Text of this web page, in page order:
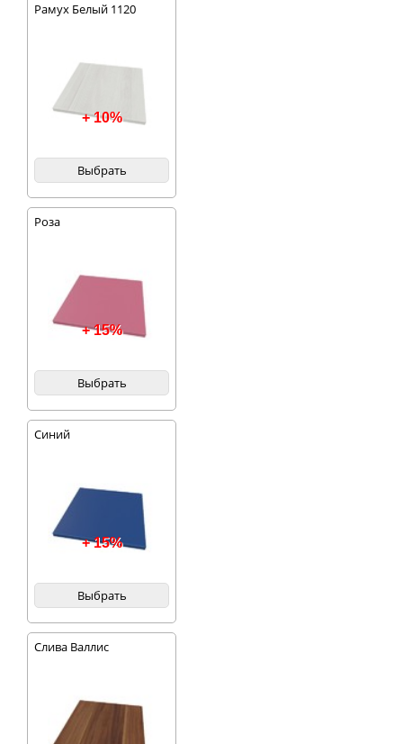
Рамух Белый 1120
+ 10%
Выбрать
Роза
+ 15%
Выбрать
Синий
+ 15%
Выбрать
Слива Валлис